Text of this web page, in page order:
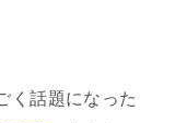
く話題になった